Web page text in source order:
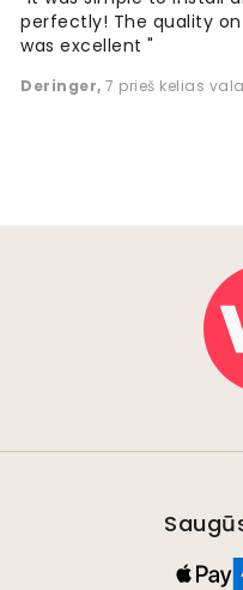
perfectly! The quality
was excellent "
Deringer, 7 prieš kelias